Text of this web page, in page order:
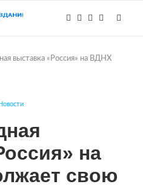
выставка «Россия» на ВДНХ
Новости
на
свою